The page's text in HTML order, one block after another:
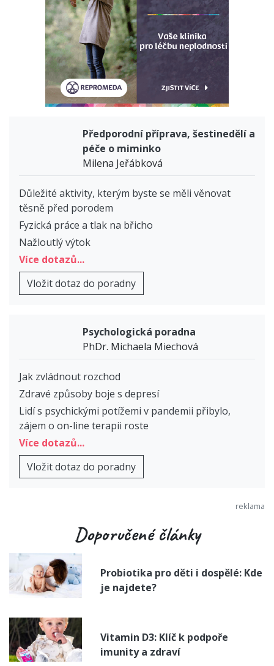
Předporodní příprava, šestinedělí a
péče o miminko
Milena Jeřábková
Důležité aktivity, kterým byste se měli věnovat
těsně před porodem
Fyzická práce a tlak na břicho
Nažloutlý výtok
Více dotazů...
Vložit dotaz do poradny
Psychologická poradna
PhDr. Michaela Miechová
Jak zvládnout rozchod
Zdravé způsoby boje s depresí
Lidí s psychickými potížemi v pandemii přibylo,
zájem o on-line terapii roste
Více dotazů...
Vložit dotaz do poradny
Doporučené články
Probiotika pro děti i dospělé: Kde
je najdete?
Vitamin D3: Klíč k podpoře
imunity a zdraví